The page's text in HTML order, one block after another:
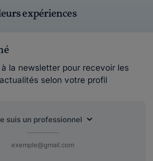
expériences
la newsletter pour recevoir les
selon votre profil